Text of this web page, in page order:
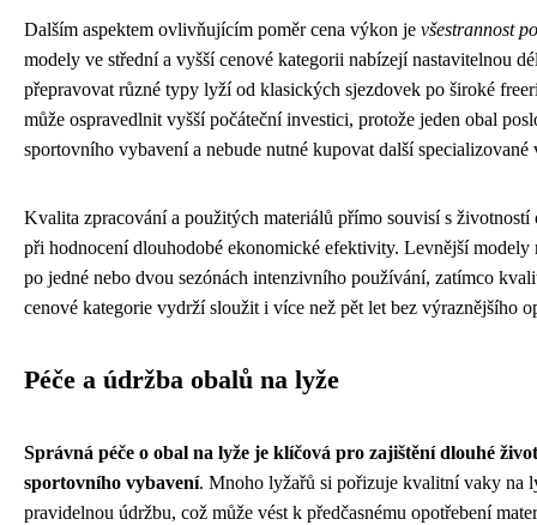
Dalším aspektem ovlivňujícím poměr cena výkon je všestrannost
modely ve střední a vyšší cenové kategorii nabízejí nastavitelnou
přepravovat různé typy lyží od klasických sjezdovek po široké
může ospravedlnit vyšší počáteční investici, protože jeden obal
sportovního vybavení a nebude nutné kupovat další specializované
Kvalita zpracování a použitých materiálů přímo souvisí s životností
při hodnocení dlouhodobé ekonomické efektivity. Levnější
po jedné nebo dvou sezónách intenzivního používání, zatímco
cenové kategorie vydrží sloužit i více než pět let bez výraznějšího
Péče a údržba obalů na lyže
Správná péče o obal na lyže je klíčová pro zajištění dlouhé
sportovního vybavení. Mnoho lyžařů si pořizuje kvalitní vaky na
pravidelnou údržbu, což může vést k předčasnému opotřebení